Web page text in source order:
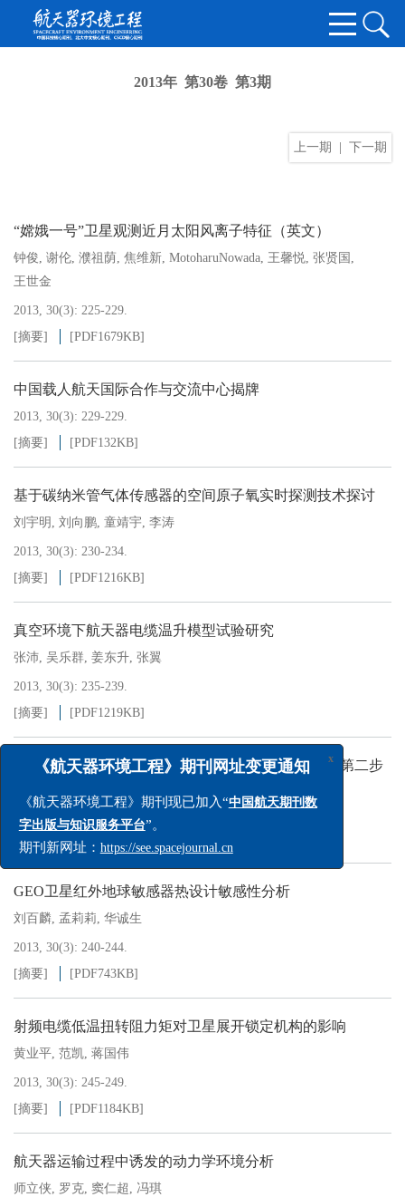
2013年 第30卷 第3期
上一期 下一期
“嫦娥一号”卫星观测近月太阳风离子特征（英文）
钟俊, 谢伦, 濮祖荫, 焦维新, MotoharuNowada, 王馨悦, 张贤国 ,
王世金
2013, 30(3): 225-229.
[摘要]
[PDF1679KB]
中国载人航天国际合作与交流中心揭牌
2013, 30(3): 229-229.
[摘要]
[PDF132KB]
基于碳纳米管气体传感器的空间原子氧实时探测技术探讨
刘宇明 , 刘向鹏, 童靖宇, 李涛
2013, 30(3): 230-234.
[摘要]
[PDF1216KB]
真空环境下航天器电缆温升模型试验研究
张沛, 吴乐群, 姜东升, 张翼
2013, 30(3): 235-239.
[摘要]
[PDF1219KB]
长二F火箭托举神十飞船成功飞天——载人航天工程第二步
2013, 30(3): 239-239.
[摘要]
[PDF
GEO卫星红外地球敏感器热设计敏感性分析
刘百麟, 孟莉莉, 华诚生
2013, 30(3): 240-244.
[摘要]
[PDF743KB]
射频电缆低温扭转阻力矩对卫星展开锁定机构的影响
黄业平, 范凯, 蒋国伟
2013, 30(3): 245-249.
[摘要]
[PDF1184KB]
航天器运输过程中诱发的动力学环境分析
师立侠, 罗克, 窦仁超 , 冯琪
《航天器环境工程》期刊现已加入“
字出版与知识服务平台”。
期刊新网址：https://see.spacejournal.cn